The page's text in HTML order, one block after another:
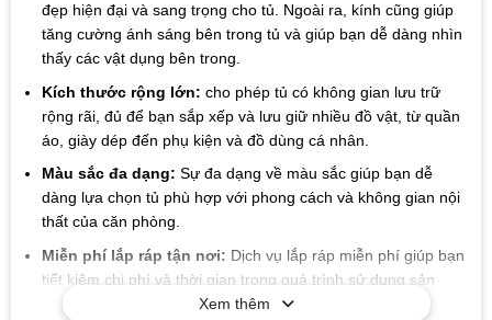
đẹp hiện đại và sang trọng cho tủ. Ngoài ra, kính cũng giúp
tăng cường ánh sáng bên trong tủ và giúp bạn dễ dàng nhìn
thấy các vật dụng bên trong.
Kích thước rộng lớn: cho phép tủ có không gian lưu trữ
rộng rãi, đủ để bạn sắp xếp và lưu giữ nhiều đồ vật, từ quần
áo, giày dép đến phụ kiện và đồ dùng cá nhân.
Màu sắc đa dạng: Sự đa dạng về màu sắc giúp bạn dễ
dàng lựa chọn tủ phù hợp với phong cách và không gian nội
thất của căn phòng.
Miễn phí lắp ráp tận nơi: Dịch vụ lắp ráp miễn phí giúp bạn
tiết kiệm chi phí và thời gian trong quá trình sử dụng sản
Xem thêm